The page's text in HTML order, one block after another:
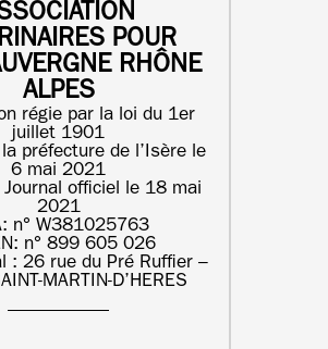
POUR
RHÔNE
ALPES
régie par la loi du 1er
juillet 1901
préfecture de l’Isère le
6 mai 2021
Journal officiel le 18 mai
2021
n° W381025763
n° 899 605 026
: 26 rue du Pré Ruffier –
MARTIN-D’HERES